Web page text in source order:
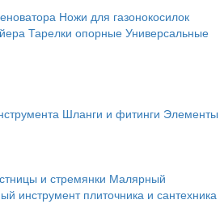
Ножи для газонокосилок
Тарелки опорные Универсальные
Шланги и фитинги Элементы
и стремянки Малярный
инструмент плиточника и сантехника